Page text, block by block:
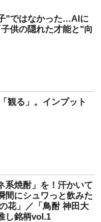
"ではなかった…AIに
供の隠れた才能と"向
観る」。インプット
系焼酎」を！汗かいて
間にシュワっと飲みた
花」／「鳥酎 神田大
し銘柄vol.1